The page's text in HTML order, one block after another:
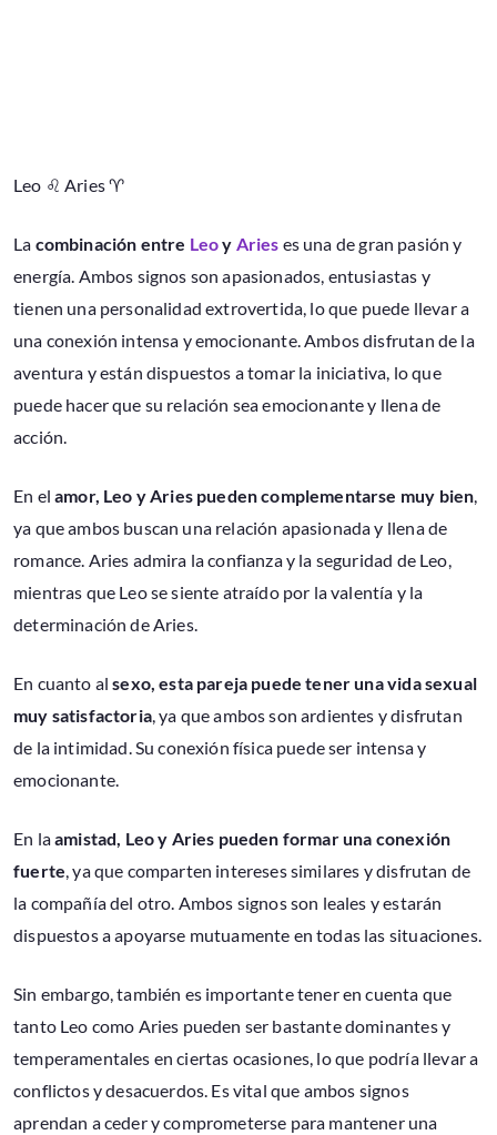
Leo ♌ Aries ♈
La combinación entre Leoy Aries es una de gran pasión y
energía. Ambos signos son apasionados, entusiastas y
tienen una personalidad extrovertida, lo que puede llevar a
una conexión intensa y emocionante. Ambos disfrutan de la
aventura y están dispuestos a tomar la iniciativa, lo que
puede hacer que su relación sea emocionante y llena de
acción.
En elamor, Leo y Aries pueden complementarse muy bien,
ya que ambos buscan una relación apasionada y llena de
romance. Aries admira la confianza y la seguridad de Leo,
mientras que Leo se siente atraído por la valentía y la
determinación de Aries.
En cuanto alsexo, esta pareja puede tener una vida sexual
muy satisfactoria, ya que ambos son ardientes y disfrutan
de la intimidad. Su conexión física puede ser intensa y
emocionante.
En laamistad, Leo y Aries pueden formar una conexión
fuerte, ya que comparten intereses similares y disfrutan de
la compañía del otro. Ambos signos son leales y estarán
dispuestos a apoyarse mutuamente en todas las situaciones.
Sin embargo, también es importante tener en cuenta que
tanto Leo como Aries pueden ser bastante dominantes y
temperamentales en ciertas ocasiones, lo que podría llevar a
conflictos y desacuerdos. Es vital que ambos signos
aprendan a ceder y comprometerse para mantener una